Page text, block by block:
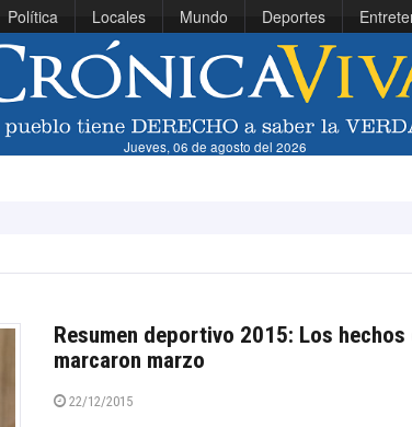
Política Locales Mundo Deportes
Jueves, 06 de agosto del 2026
El
Resumen deportivo 2015: Los hechos
marcaron marzo
22/12/2015